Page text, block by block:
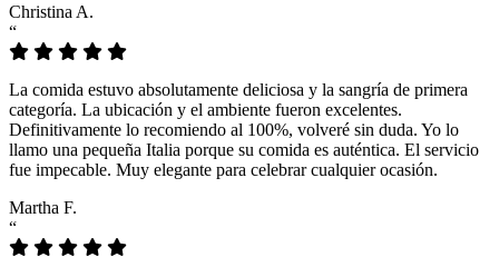
Christina A.
“
La comida estuvo absolutamente deliciosa y la sangría de primera
categoría. La ubicación y el ambiente fueron excelentes.
Definitivamente lo recomiendo al 100%, volveré sin duda. Yo lo
llamo una pequeña Italia porque su comida es auténtica. El servicio
fue impecable. Muy elegante para celebrar cualquier ocasión.
Martha F.
“